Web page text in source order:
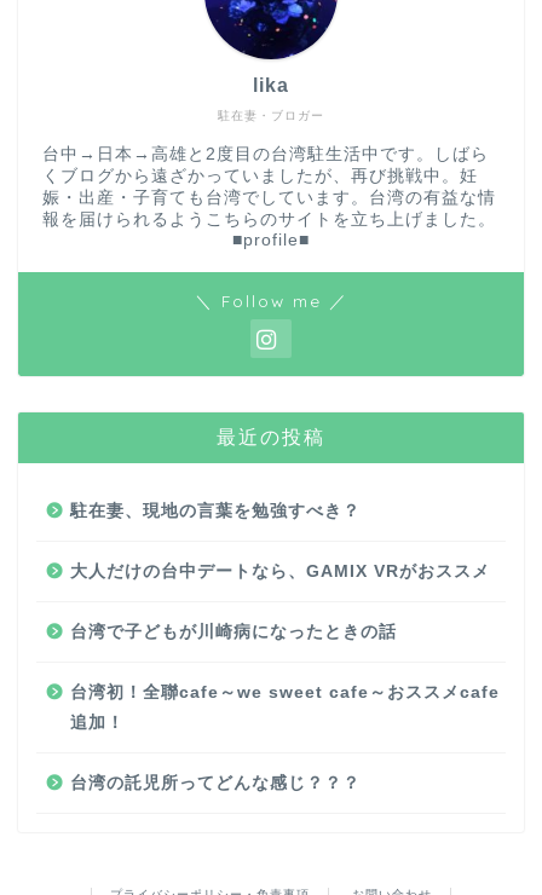
駐在妻・ブロガー
lika
台中→日本→高雄と2度目の台湾駐生活中です。しばら
くブログから遠ざかっていましたが、再び挑戦中。妊
娠・出産・子育ても台湾でしています。台湾の有益な情
報を届けられるようこちらのサイトを立ち上げました。
■profile■
＼ Follow me ／
最近の投稿
駐在妻、現地の言葉を勉強すべき？
大人だけの台中デートなら、GAMIX VRがおススメ
台湾で子どもが川崎病になったときの話
台湾初！全聯cafe～we sweet cafe～おススメcafe
追加！
台湾の託児所ってどんな感じ？？？